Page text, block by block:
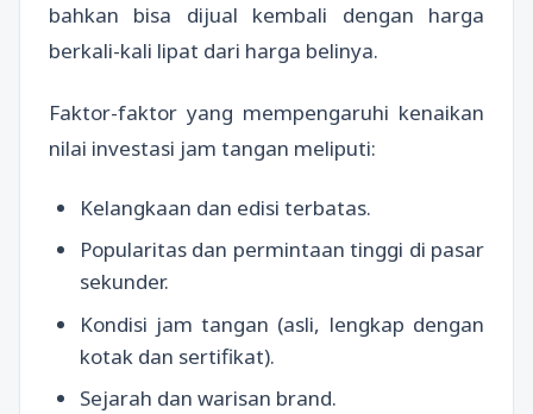
bahkan bisa dijual kembali dengan harga
berkali-kali lipat dari harga belinya.
Faktor-faktor yang mempengaruhi kenaikan
nilai investasi jam tangan meliputi:
Kelangkaan dan edisi terbatas.
Popularitas dan permintaan tinggi di pasar
sekunder.
Kondisi jam tangan (asli, lengkap dengan
kotak dan sertifikat).
Sejarah dan warisan brand.